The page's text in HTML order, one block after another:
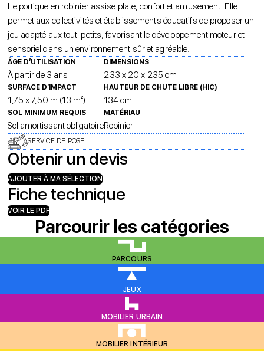
Le portique en robinier assise plate, confort et amusement. Elle
permet aux collectivités et établissements éducatifs de proposer un
jeu adapté aux tout-petits, favorisant le développement moteur et
sensoriel dans un environnement sûr et agréable.
ÂGE D’UTILISATION
À partir de 3 ans
DIMENSIONS
233 x 20 x 235 cm
SURFACE D’IMPACT
1,75 x 7,50 m (13 m²)
HAUTEUR DE CHUTE LIBRE (HIC)
134 cm
SOL MINIMUM REQUIS
Sol amortissant obligatoire
MATÉRIAU
Robinier
SERVICE DE POSE
Obtenir un devis
AJOUTER À MA SÉLECTION
Fiche technique
VOIR LE PDF
Parcourir les catégories
PARCOURS
JEUX
MOBILIER URBAIN
MOBILIER INTÉRIEUR